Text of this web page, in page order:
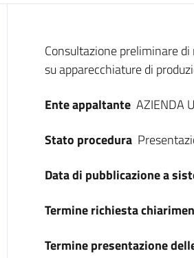
Dati del bando
Consultazione preliminare
su apparecchiature di
Ente appaltante AZIENDA
Stato procedura
Data di pubblicazione a
Termine richiesta
Termine presentazione